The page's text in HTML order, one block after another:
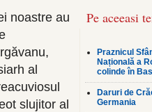
Pe aceeasi
Praznicul
Națională a
colinde în
Daruri de
Germania
noastre au
al
slujitor al